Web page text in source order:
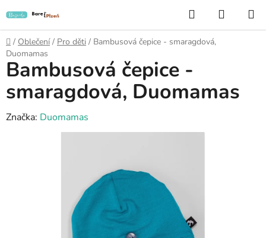
na
obsah
Hledat
KOŠÍK
Domů
/ Oblečení / Pro děti / Bambusová čepice - smaragdová,
Duomamas
Bambusová čepice -
smaragdová, Duomamas
Značka: Duomamas